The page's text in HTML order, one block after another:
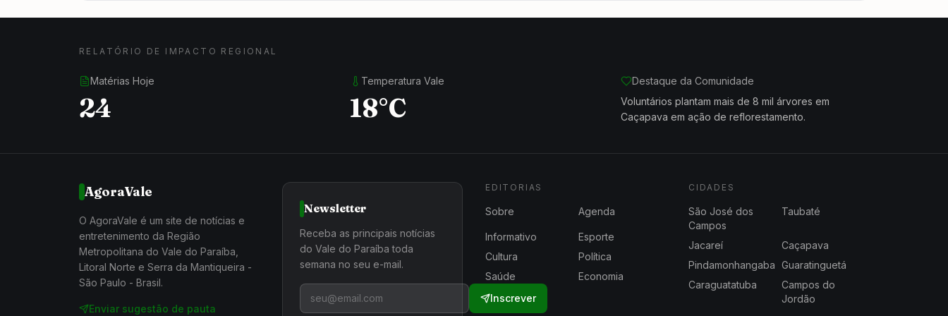
RELATÓRIO DE IMPACTO REGIONAL
Matérias Hoje
24
Temperatura Vale
18°C
Destaque da Comunidade
Voluntários plantam mais de 8 mil árvores em
Caçapava em ação de reflorestamento.
AgoraVale
O AgoraVale é um site de notícias e
entretenimento da Região
Metropolitana do Vale do Paraíba,
Litoral Norte e Serra da Mantiqueira -
São Paulo - Brasil.
Enviar sugestão de pauta
Newsletter
Receba as principais notícias
do Vale do Paraíba toda
semana no seu e-mail.
Inscrever
EDITORIAS
Sobre Agenda
Informativo
Esporte
Cultura
Política
Saúde
Economia
CIDADES
São José dos
Campos
Taubaté
Jacareí
Caçapava
Pindamonhangaba Guaratinguetá
Caraguatatuba
Campos do
Jordão